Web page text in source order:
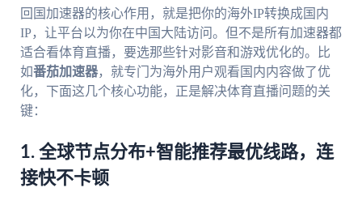
回国加速器的核心作用，就是把你的海外IP转换成国内
IP，让平台以为你在中国大陆访问。但不是所有加速器都
适合看体育直播，要选那些针对影音和游戏优化的。比
如番茄加速器，就专门为海外用户观看国内内容做了优
化，下面这几个核心功能，正是解决体育直播问题的关
键：
1. 全球节点分布+智能推荐最优线路，连
接快不卡顿